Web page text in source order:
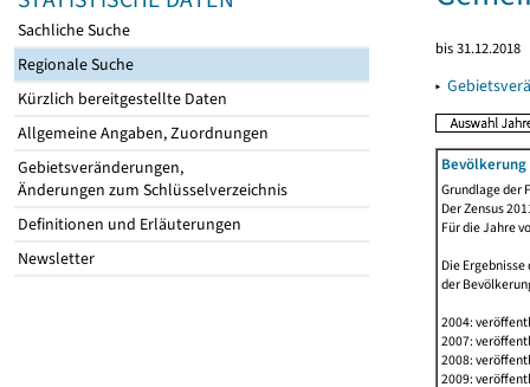
Sachliche Suche
Regionale Suche
Kürzlich bereitgestellte Daten
Allgemeine Angaben, Zuordnungen
Gebietsveränderungen,
Änderungen zum Schlüsselverzeichnis
Definitionen und Erläuterungen
Newsletter
bis 31.12.2018
▸
Grundlage der
Der Zensus
Für die Jahre
Die
der
2004:
2007:
2008:
2009: